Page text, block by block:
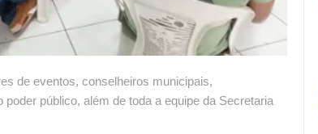
de eventos, conselheiros municipais,
público, além de toda a equipe da Secretaria